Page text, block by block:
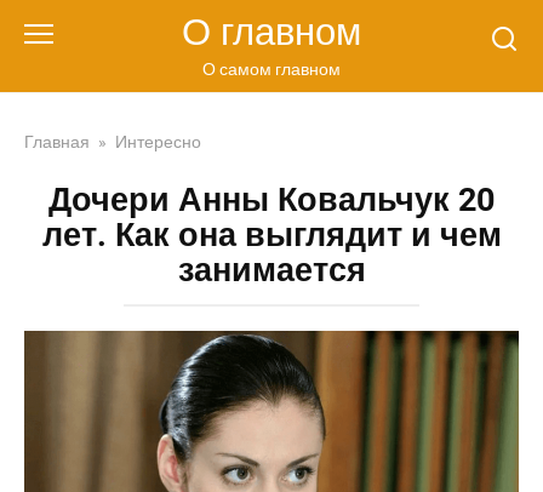
О главном
О самом главном
Главная » Интересно
Дочери Анны Ковальчук 20
лет. Как она выглядит и чем
занимается